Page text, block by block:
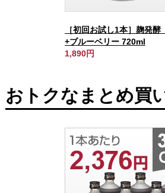
［初回お試し1本］麹発
+ブルーベリー 720ml
1,890円
おトクなまとめ買